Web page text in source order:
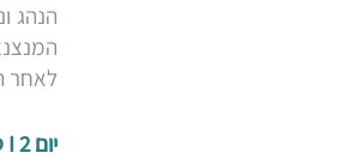
הנהג
לאחר
יום 2 I טביליסי - גורי - אופליסציחה - קוטאיסי